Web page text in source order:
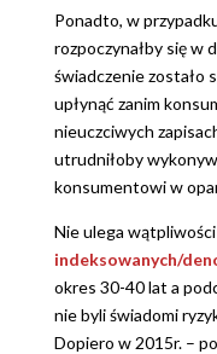
Ponadto, w
rozpoczynałby się w
świadczenie zostało
upłynąć zanim
nieuczciwych
utrudniłoby
konsumentowi w
Nie ulega
indeksowanych/
okres 30-40 lat a
nie byli świadomi
Dopiero w 2015r. –